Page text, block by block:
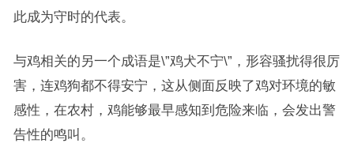
此成为守时的代表。
与鸡相关的另一个成语是\”鸡犬不宁\”，形容骚扰得很厉
害，连鸡狗都不得安宁，这从侧面反映了鸡对环境的敏
感性，在农村，鸡能够最早感知到危险来临，会发出警
告性的鸣叫。